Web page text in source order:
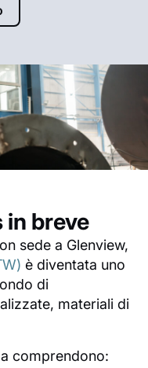
in breve
sede a Glenview,
è diventata uno
di
materiali di
comprendono: